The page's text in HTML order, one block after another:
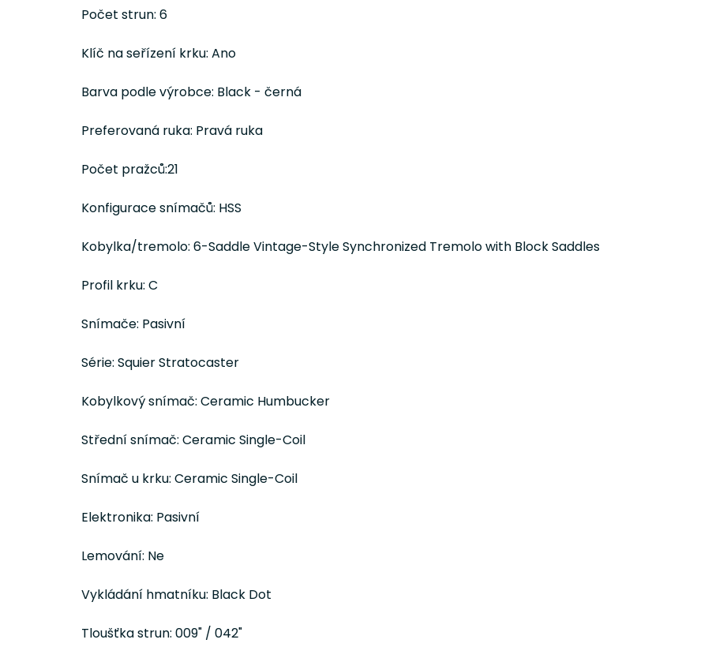
Počet strun: 6
Klíč na seřízení krku: Ano
Barva podle výrobce: Black - černá
Preferovaná ruka: Pravá ruka
Počet pražců:21
Konfigurace snímačů: HSS
Kobylka/tremolo: 6-Saddle Vintage-Style Synchronized Tremolo with Block Saddles
Profil krku: C
Snímače: Pasivní
Série: Squier Stratocaster
Kobylkový snímač: Ceramic Humbucker
Střední snímač: Ceramic Single-Coil
Snímač u krku: Ceramic Single-Coil
Elektronika: Pasivní
Lemování: Ne
Vykládání hmatníku: Black Dot
Tloušťka strun: 009" / 042"